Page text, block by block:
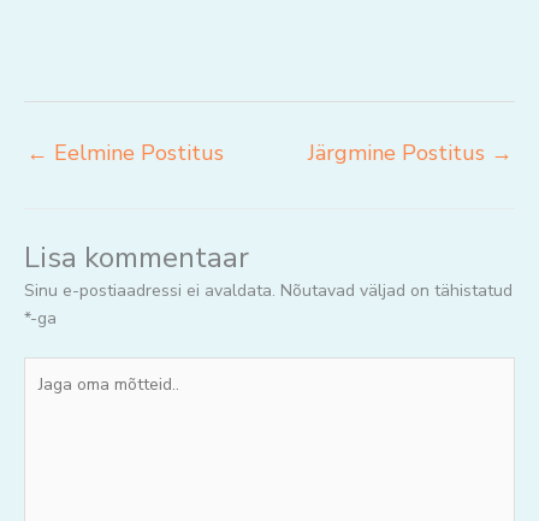
← Eelmine Postitus Järgmine Postitus →
Lisa kommentaar
Sinu e-postiaadressi ei avaldata. Nõutavad väljad on tähistatud
*-ga
oma